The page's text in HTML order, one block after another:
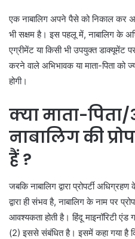
एक नाबालिग अपने पैसे को निकाल कर
भी सक्षम है। इस पहलू में, नाबालिग के
एग्रीमेंट या किसी भी उपयुक्त डाक्यूमेंट
करने वाले अभिभावक या माता-पिता को
होगी।
क्या माता-
नाबालिग की
हैं ?
जबकि नाबालिग द्वारा प्रोपर्टी
द्वारा ही संभव है, नाबालिग के नाम पर
आवश्यकता होती है। हिंदू माइनॉरिटी
(2) इससे संबंधित है। इसमें कहा गया है